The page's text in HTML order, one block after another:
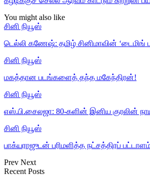
You might also like
சினி நியூஸ்
டெல்லி கணேஷ்: தமிழ் சினிமாவின் ‘டைமிங்
சினி நியூஸ்
மகத்தான படங்களைத் தந்த மகேந்திரன்!
சினி நியூஸ்
எஸ்.பி.சைலஜா: 80-களின் இனிய குரலின்
சினி நியூஸ்
பாக்யராஜுடன் பரிமளித்த நட்சத்திரப்
Prev Next
Recent Posts